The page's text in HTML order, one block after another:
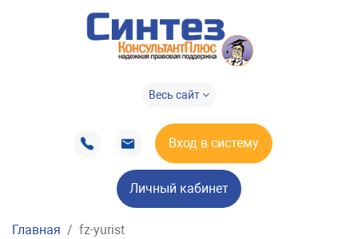
Весь сайт
Вход в систему
Личный кабинет
Главная fz-yurist